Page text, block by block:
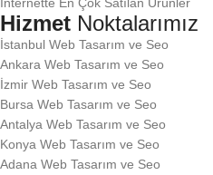
Hizmet Noktalarımız
İstanbul Web Tasarım ve Seo
Ankara Web Tasarım ve Seo
İzmir Web Tasarım ve Seo
Bursa Web Tasarım ve Seo
Antalya Web Tasarım ve Seo
Konya Web Tasarım ve Seo
Adana Web Tasarım ve Seo